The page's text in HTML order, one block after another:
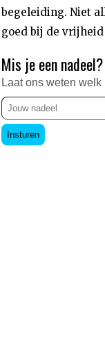
begeleiding. Niet
goed bij de
Mis je een nadeel?
Laat ons weten
Insturen